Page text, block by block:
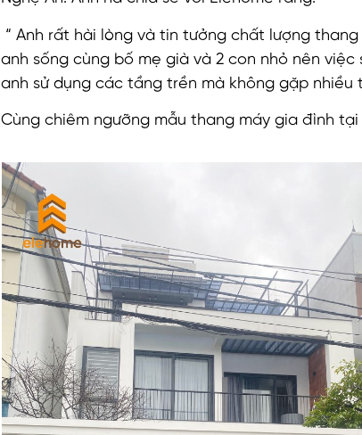
“ Anh rất hài lòng và tin tưởng chất lượng
anh sống cùng bố mẹ già và 2 con nhỏ nên
anh sử dụng các tầng trền mà không gặp nhiều
Cùng chiêm ngưỡng mẫu thang máy gia đình